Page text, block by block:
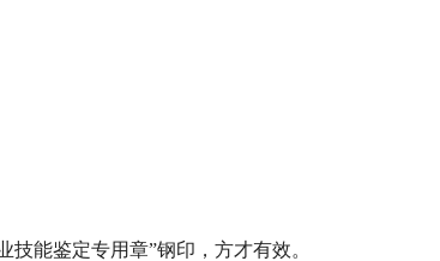
技能鉴定专用章”钢印，方才有效。